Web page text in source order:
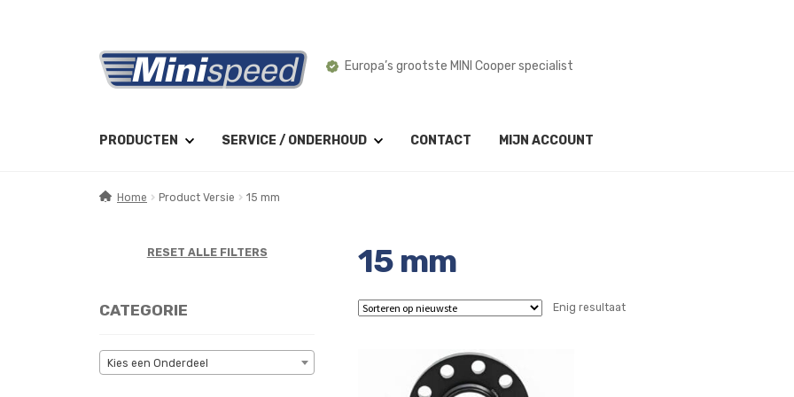
Ga
door
naar
Ga
naar
de
Europa’s grootste MINI Cooper specialist
PRODUCTEN SERVICE / ONDERHOUD CONTACT MIJN ACCOUNT
Home Product Versie 15 mm
15 mm
Enig resultaat
RESET ALLE FILTERS
CATEGORIE
Kies een Onderdeel